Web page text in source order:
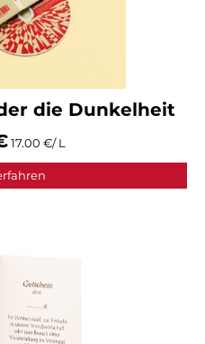
die Dunkelheit
17.00 €/ L